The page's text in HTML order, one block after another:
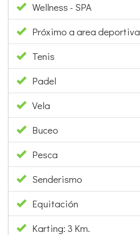
Wellness - SPA
Próximo a area deportiva
Tenis
Padel
Vela
Buceo
Pesca
Senderismo
Equitación
Karting: 3 Km.